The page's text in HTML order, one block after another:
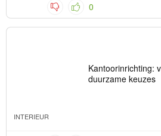
0
Kantoorinrichting:
duurzame keuzes
INTERIEUR